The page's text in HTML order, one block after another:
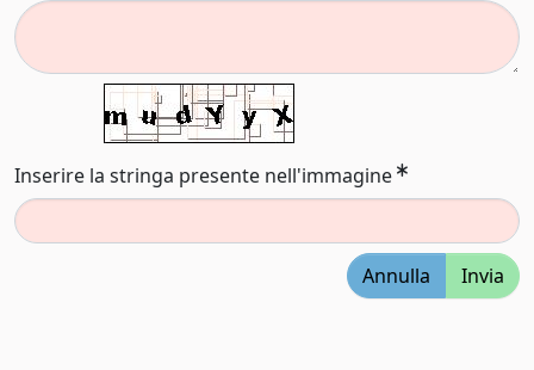
Inserire la stringa presente nell'immagine
Annulla Invia